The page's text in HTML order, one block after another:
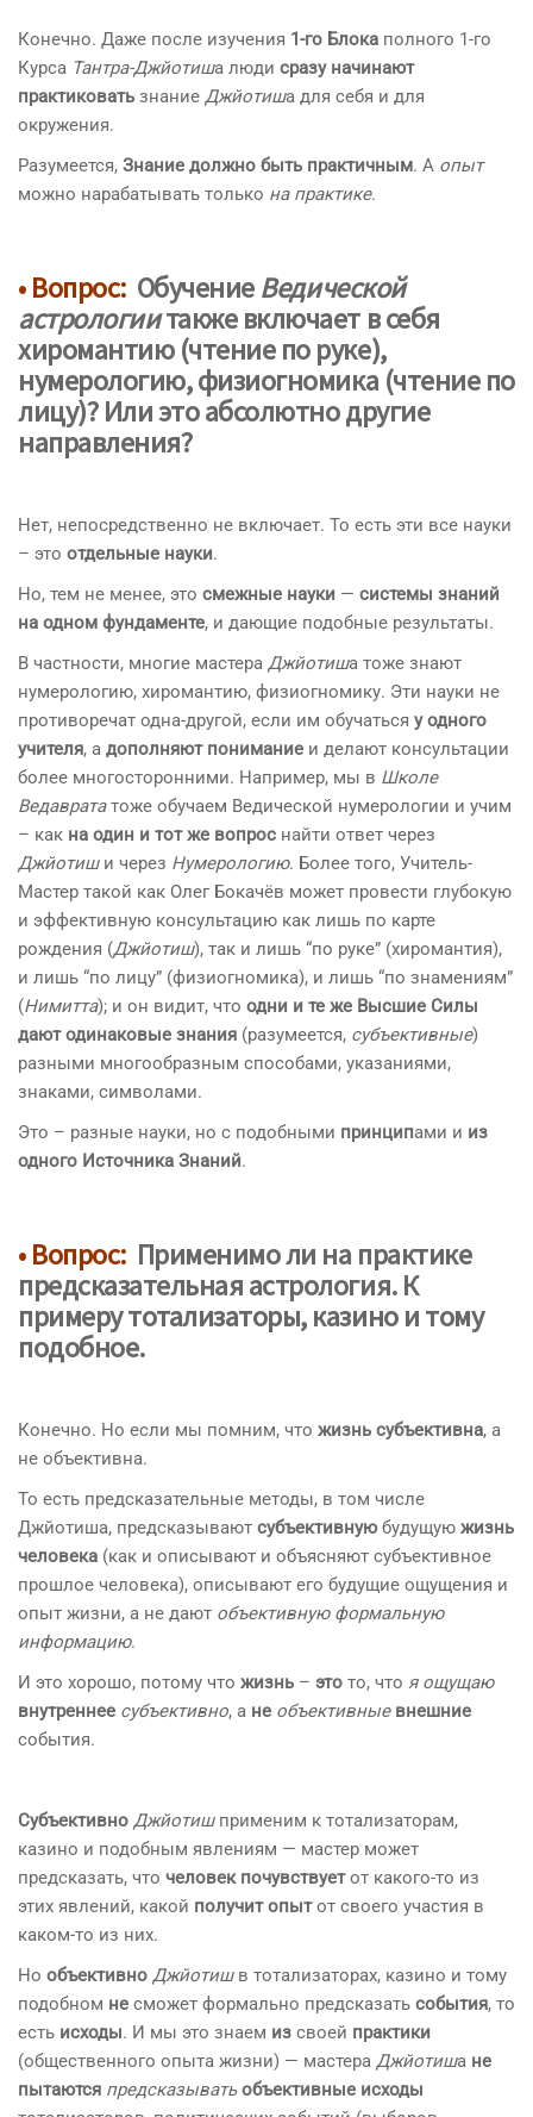
Конечно. Даже после изучения 1-го Блока полного 1-го
Курса Тантра-Джйотиша люди сразу начинают
практиковать знание Джйотиша для себя и для
окружения.
Разумеется, Знание должно быть практичным. А опыт
можно нарабатывать только на практике.
• Вопрос:ОбучениеВедической
астрологиитакже включает в себя
хиромантию(чтение по руке),
нумерологию,физиогномика (чтение по
лицу)? Или это абсолютнодругие
направления?
Нет, непосредственно не включает. То есть эти все науки
– это отдельные науки.
Но, тем не менее, это смежные науки — системы знаний
на одном фундаменте, и дающие подобные результаты.
В частности, многие мастера Джйотиша тоже знают
нумерологию, хиромантию, физиогномику. Эти науки не
противоречат одна-другой, если им обучаться у одного
учителя, а дополняют понимание и делают консультации
более многосторонними. Например, мы в Школе
Ведаврататоже обучаем Ведической нумерологии и учим
– как на один и тот же вопрос найти ответ через
Джйотиши через Нумерологию. Более того, Учитель-
Мастер такой как Олег Бокачёв может провести глубокую
и эффективную консультацию как лишь по карте
рождения (Джйотиш), так и лишь “по руке” (хиромантия),
и лишь “по лицу” (физиогномика), и лишь “по знамениям”
(Нимитта); и он видит, что одни и те же Высшие Силы
дают одинаковые знания (разумеется, субъективные)
разными многообразным способами, указаниями,
знаками, символами.
Это – разные науки, но с подобными принципами и из
одного Источника Знаний.
• Вопрос:Применимо ли на практике
предсказательнаяастрология. К
примерутотализаторы, казинои тому
подобное.
Конечно. Но если мы помним, что жизнь субъективна, а
не объективна.
То есть предсказательные методы, в том числе
Джйотиша, предсказывают субъективнуюбудущую жизнь
человека (как и описывают и объясняют субъективное
прошлое человека), описывают его будущие ощущения и
опыт жизни, а не дают объективную формальную
информацию.
И это хорошо, потому что жизнь – это то, что я ощущаю
внутреннее субъективно, а не объективные внешние
события.
Субъективно Джйотишприменим к тотализаторам,
казино и подобным явлениям — мастер может
предсказать, что человек почувствуетот какого-то из
этих явлений, какой получит опытот своего участия в
каком-то из них.
Но объективно Джйотишв тотализаторах, казино и тому
подобном не сможет формально предсказать события, то
есть исходы. И мы это знаем из своей практики
(общественного опыта жизни) — мастера Джйотиша не
пытаются предсказывать объективные исходы